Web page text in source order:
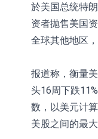
理
【
份
饰
【
展
格
镍
中
司
格
於美国总统特
资者抛售美国
全球其他地区
报道称，衡量
头16周下跌
数，以美元计
美股之间的最大